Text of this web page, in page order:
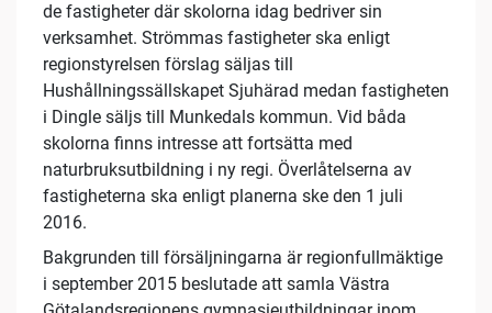
de fastigheter där skolorna idag bedriver sin
verksamhet. Strömmas fastigheter ska enligt
regionstyrelsen förslag säljas till
Hushållningssällskapet Sjuhärad medan fastigheten
i Dingle säljs till Munkedals kommun. Vid båda
skolorna finns intresse att fortsätta med
naturbruksutbildning i ny regi. Överlåtelserna av
fastigheterna ska enligt planerna ske den 1 juli
2016.
Bakgrunden till försäljningarna är regionfullmäktige
i september 2015 beslutade att samla Västra